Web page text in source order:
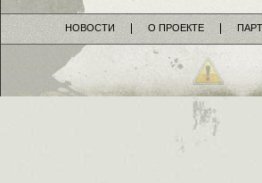
НОВОСТИ О ПРОЕКТЕ